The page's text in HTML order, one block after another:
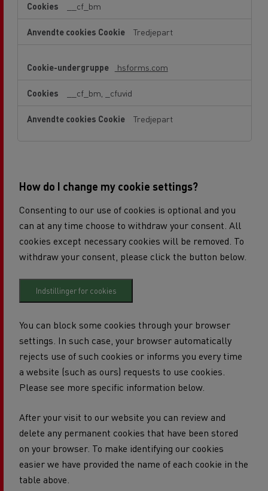
__cf_bm
Tredjepart
hsforms.com
__cf_bm, _cfuvid
Tredjepart
How do I change my cookie settings?
Consenting to our use of cookies is optional and you
can at any time choose to withdraw your consent. All
cookies except necessary cookies will be removed. To
withdraw your consent, please click the button below.
Indstillinger for cookies
You can block some cookies through your browser
settings. In such case, your browser automatically
rejects use of such cookies or informs you every time
a website (such as ours) requests to use cookies.
Please see more specific information below.
After your visit to our website you can review and
delete any permanent cookies that have been stored
on your browser. To make identifying our cookies
easier we have provided the name of each cookie in the
table above.